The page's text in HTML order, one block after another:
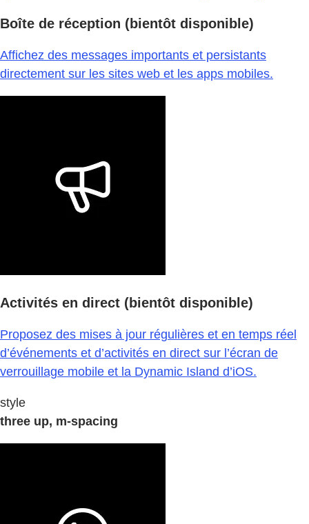
Boîte de réception (bientôt disponible)
Affichez des messages importants et persistants
directement sur les sites web et les apps mobiles.
Activités en direct (bientôt disponible)
Proposez des mises à jour régulières et en temps réel
d’événements et d’activités en direct sur l’écran de
verrouillage mobile et la Dynamic Island d’iOS.
style
three up, m-spacing